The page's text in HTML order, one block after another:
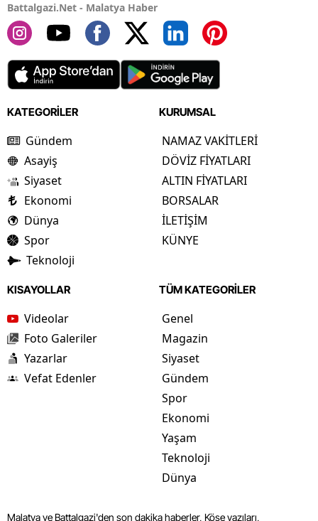
Battalgazi.Net - Malatya Haber
KATEGORİLER
Gündem
Asayiş
Siyaset
Ekonomi
Dünya
Spor
Teknoloji
KURUMSAL
NAMAZ VAKİTLERİ
DÖVİZ FİYATLARI
ALTIN FİYATLARI
BORSALAR
İLETİŞİM
KÜNYE
KISAYOLLAR
Videolar
Foto Galeriler
Yazarlar
Vefat Edenler
TÜM KATEGORİLER
Genel
Magazin
Siyaset
Gündem
Spor
Ekonomi
Yaşam
Teknoloji
Dünya
Malatya ve Battalgazi'den son dakika haberler, Köşe yazıları,